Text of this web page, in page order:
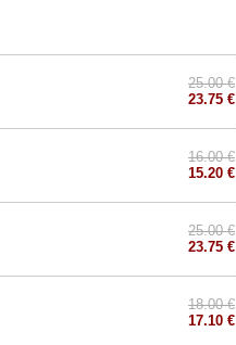
25.00 €
23.75 €
16.00 €
15.20 €
25.00 €
23.75 €
18.00 €
17.10 €